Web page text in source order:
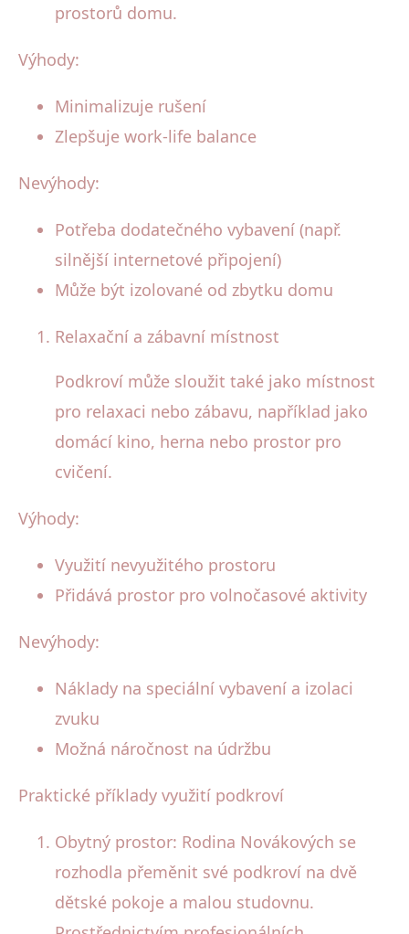
prostorů domu.
Výhody:
Minimalizuje rušení
Zlepšuje work-life balance
Nevýhody:
Potřeba dodatečného vybavení (např.
silnější internetové připojení)
Může být izolované od zbytku domu
Relaxační a zábavní místnost
Podkroví může sloužit také jako místnost
pro relaxaci nebo zábavu, například jako
domácí kino, herna nebo prostor pro
cvičení.
Výhody:
Využití nevyužitého prostoru
Přidává prostor pro volnočasové aktivity
Nevýhody:
Náklady na speciální vybavení a izolaci
zvuku
Možná náročnost na údržbu
Praktické příklady využití podkroví
Obytný prostor: Rodina Novákových se
rozhodla přeměnit své podkroví na dvě
dětské pokoje a malou studovnu.